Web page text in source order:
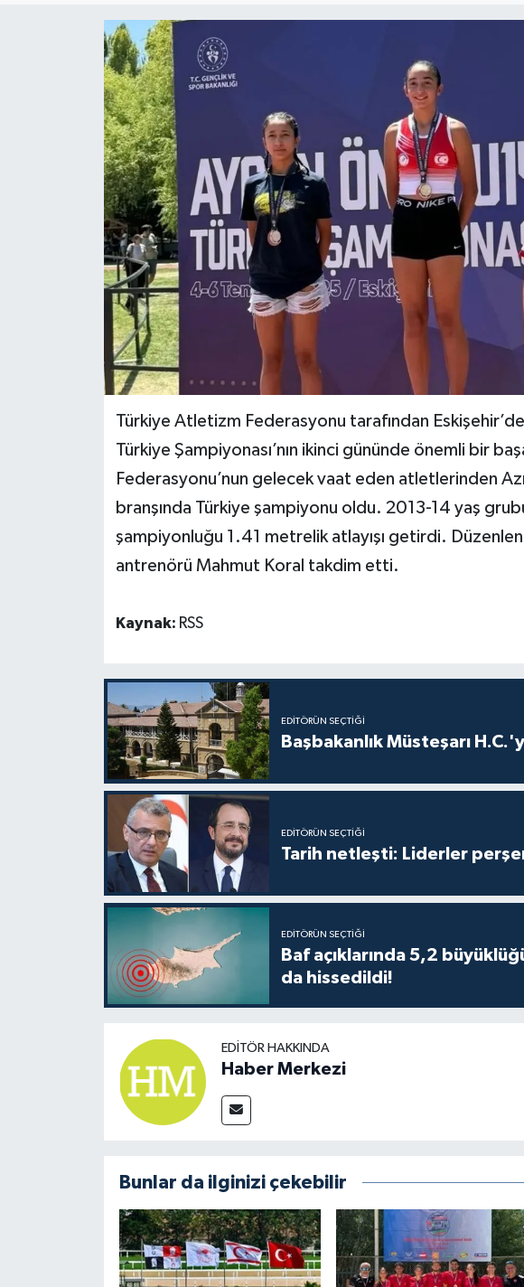
Türkiye Atletizm Federasyonu tarafından
Türkiye Şampiyonası’nın ikinci gününde önemli bir
Federasyonu’nun gelecek vaat eden atletlerinden
branşında Türkiye şampiyonu oldu. 2013-14 yaş
şampiyonluğu 1.41 metrelik atlayışı getirdi.
antrenörü Mahmut Koral takdim etti.
Kaynak: RSS
EDITÖRÜN SEÇTIĞI
Başbakanlık Müsteşarı
EDITÖRÜN SEÇTIĞI
Tarih netleşti: Liderler
EDITÖRÜN SEÇTIĞI
Baf açıklarında 5,2
da hissedildi!
EDITÖR HAKKINDA
Haber Merkezi
Bunlar da ilginizi çekebilir
ESENTEPE
GAZİMAĞUSA
GÜNDEM
GÜNEY KIBRIS
İÇ HABERLER
KÜLTÜR SANAT
MAGAZİN
Nöbetçi Eczaneler
ÖZEL HABER
TATLISU
TEKNOLOJİ